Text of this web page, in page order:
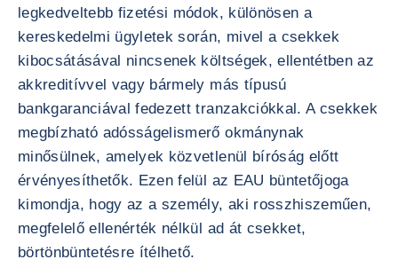
legkedveltebb fizetési módok, különösen a
kereskedelmi ügyletek során, mivel a csekkek
kibocsátásával nincsenek költségek, ellentétben az
akkreditívvel vagy bármely más típusú
bankgaranciával fedezett tranzakciókkal. A csekkek
megbízható adósságelismerő okmánynak
minősülnek, amelyek közvetlenül bíróság előtt
érvényesíthetők. Ezen felül az EAU büntetőjoga
kimondja, hogy az a személy, aki rosszhiszeműen,
megfelelő ellenérték nélkül ad át csekket,
börtönbüntetésre ítélhető.